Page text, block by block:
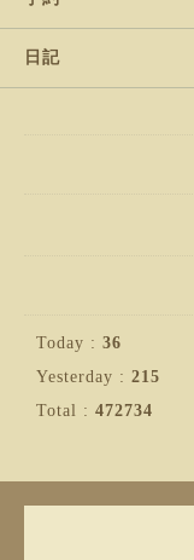
日記
Today : 36
Yesterday : 215
Total : 472734